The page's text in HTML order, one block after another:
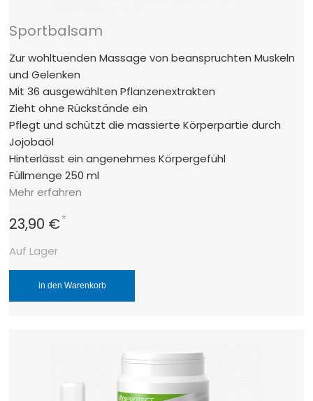
Sportbalsam
Zur wohltuenden Massage von beanspruchten Muskeln
und Gelenken
Mit 36 ausgewählten Pflanzenextrakten
Zieht ohne Rückstände ein
Pflegt und schützt die massierte Körperpartie durch
Jojobaöl
Hinterlässt ein angenehmes Körpergefühl
Füllmenge 250 ml
Mehr erfahren
23,90 €*
Auf Lager
in den Warenkorb